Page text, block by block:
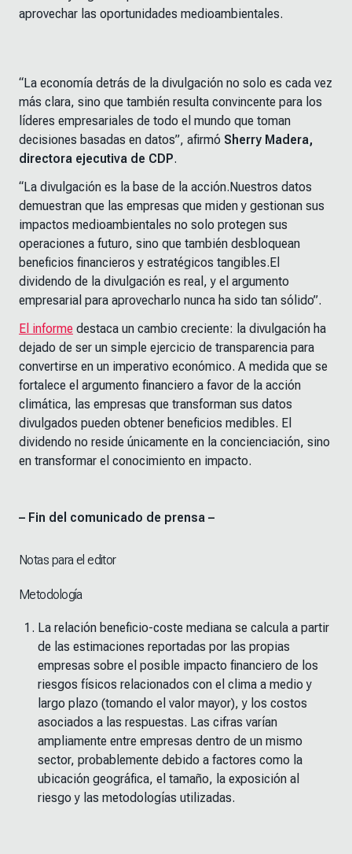
aprovechar las oportunidades medioambientales.
“La economía detrás de la divulgación no solo es cada vez
más clara, sino que también resulta convincente para los
líderes empresariales de todo el mundo que toman
decisiones basadas en datos”, afirmó Sherry Madera,
directora ejecutiva de CDP.
“La divulgación es la base de la acción.Nuestros datos
demuestran que las empresas que miden y gestionan sus
impactos medioambientales no solo protegen sus
operaciones a futuro, sino que también desbloquean
beneficios financieros y estratégicos tangibles.El
dividendo de la divulgación es real, y el argumento
empresarial para aprovecharlo nunca ha sido tan sólido”.
El informe destaca un cambio creciente: la divulgación ha
dejado de ser un simple ejercicio de transparencia para
convertirse en un imperativo económico. A medida que se
fortalece el argumento financiero a favor de la acción
climática, las empresas que transforman sus datos
divulgados pueden obtener beneficios medibles. El
dividendo no reside únicamente en la concienciación, sino
en transformar el conocimiento en impacto.
– Fin del comunicado de prensa –
Notas para el editor
Metodología
La relación beneficio-coste mediana se calcula a partir
de las estimaciones reportadas por las propias
empresas sobre el posible impacto financiero de los
riesgos físicos relacionados con el clima a medio y
largo plazo (tomando el valor mayor), y los costos
asociados a las respuestas. Las cifras varían
ampliamente entre empresas dentro de un mismo
sector, probablemente debido a factores como la
ubicación geográfica, el tamaño, la exposición al
riesgo y las metodologías utilizadas.